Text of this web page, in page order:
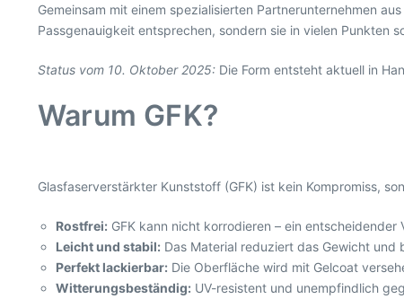
Gemeinsam mit einem spezialisierten Partnerunternehmen
Passgenauigkeit entsprechen, sondern sie in vielen Punkten
Status vom 10. Oktober 2025: Die Form entsteht aktuell in
Warum GFK?
Glasfaserverstärkter Kunststoff (GFK) ist kein Kompromiss,
Rostfrei: GFK kann nicht korrodieren – ein entscheidender
Leicht und stabil: Das Material reduziert das Gewicht und
Perfekt lackierbar: Die Oberfläche wird mit Gelcoat
Witterungsbeständig: UV-resistent und unempfindlich